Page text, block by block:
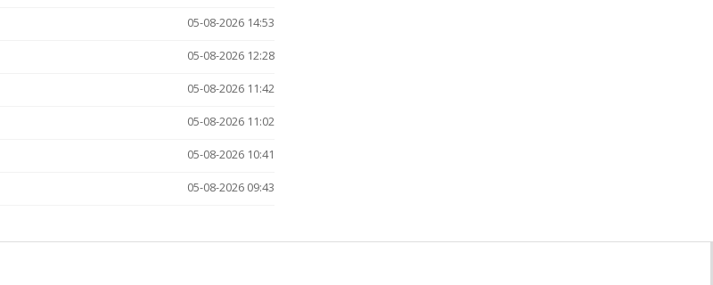
05-08-2026 14:53
05-08-2026 12:28
05-08-2026 11:42
05-08-2026 11:02
05-08-2026 10:41
05-08-2026 09:43